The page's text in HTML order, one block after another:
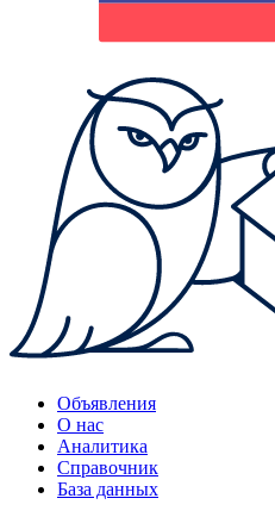
Объявления
О нас
Аналитика
Справочник
База данных